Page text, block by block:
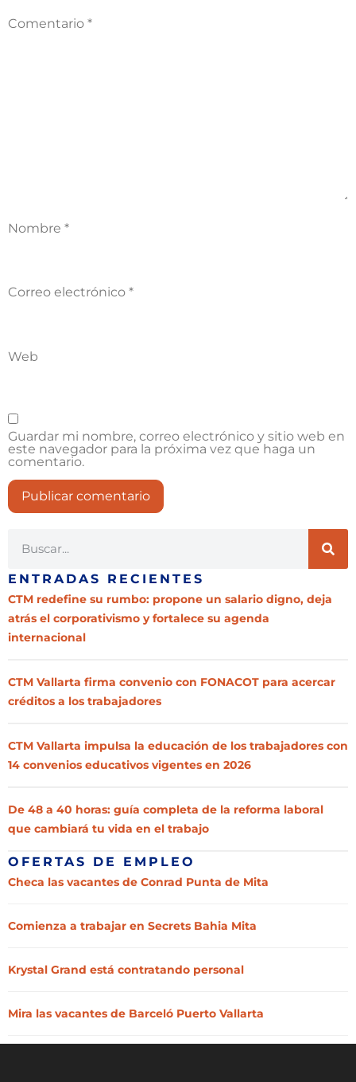
Comentario *
Nombre *
Correo electrónico *
Web
Guardar mi nombre, correo electrónico y sitio web en
este navegador para la próxima vez que haga un
comentario.
ENTRADAS RECIENTES
CTM redefine su rumbo: propone un salario digno, deja
atrás el corporativismo y fortalece su agenda
internacional
CTM Vallarta firma convenio con FONACOT para acercar
créditos a los trabajadores
CTM Vallarta impulsa la educación de los trabajadores con
14 convenios educativos vigentes en 2026
De 48 a 40 horas: guía completa de la reforma laboral
que cambiará tu vida en el trabajo
OFERTAS DE EMPLEO
Checa las vacantes de Conrad Punta de Mita
Comienza a trabajar en Secrets Bahia Mita
Krystal Grand está contratando personal
Mira las vacantes de Barceló Puerto Vallarta